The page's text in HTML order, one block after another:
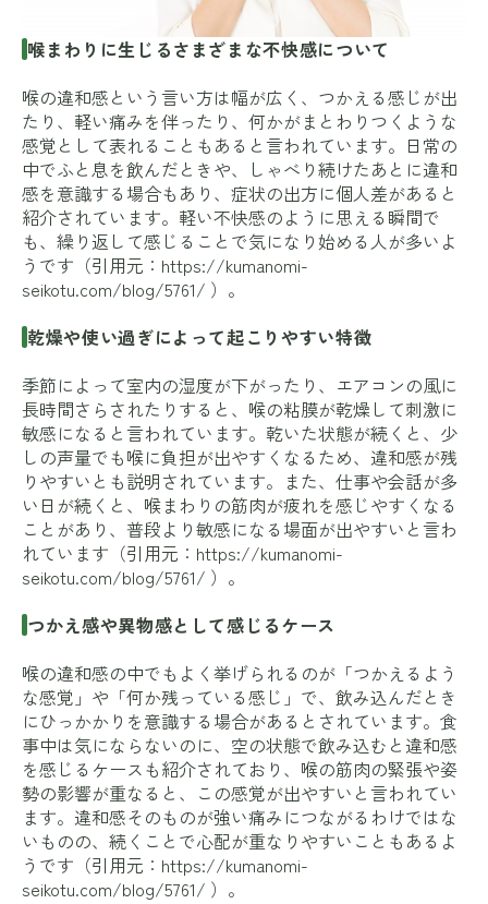
喉まわりに生じるさまざまな不快感について
喉の違和感という言い方は幅が広く、つかえる感じが出
たり、軽い痛みを伴ったり、何かがまとわりつくような
感覚として表れることもあると言われています。日常の
中でふと息を飲んだときや、しゃべり続けたあとに違和
感を意識する場合もあり、症状の出方に個人差があると
紹介されています。軽い不快感のように思える瞬間で
も、繰り返して感じることで気になり始める人が多いよ
うです（引用元： https://kumanomi-
seikotu.com/blog/5761/ ）。
乾燥や使い過ぎによって起こりやすい特徴
季節によって室内の湿度が下がったり、エアコンの風に
長時間さらされたりすると、喉の粘膜が乾燥して刺激に
敏感になると言われています。乾いた状態が続くと、少
しの声量でも喉に負担が出やすくなるため、違和感が残
りやすいとも説明されています。また、仕事や会話が多
い日が続くと、喉まわりの筋肉が疲れを感じやすくなる
ことがあり、普段より敏感になる場面が出やすいと言わ
れています（引用元： https://kumanomi-
seikotu.com/blog/5761/ ）。
つかえ感や異物感として感じるケース
喉の違和感の中でもよく挙げられるのが「つかえるよう
な感覚」や「何か残っている感じ」で、飲み込んだとき
にひっかかりを意識する場合があるとされています。食
事中は気にならないのに、空の状態で飲み込むと違和感
を感じるケースも紹介されており、喉の筋肉の緊張や姿
勢の影響が重なると、この感覚が出やすいと言われてい
ます。違和感そのものが強い痛みにつながるわけではな
いものの、続くことで心配が重なりやすいこともあるよ
うです（引用元： https://kumanomi-
seikotu.com/blog/5761/ ）。